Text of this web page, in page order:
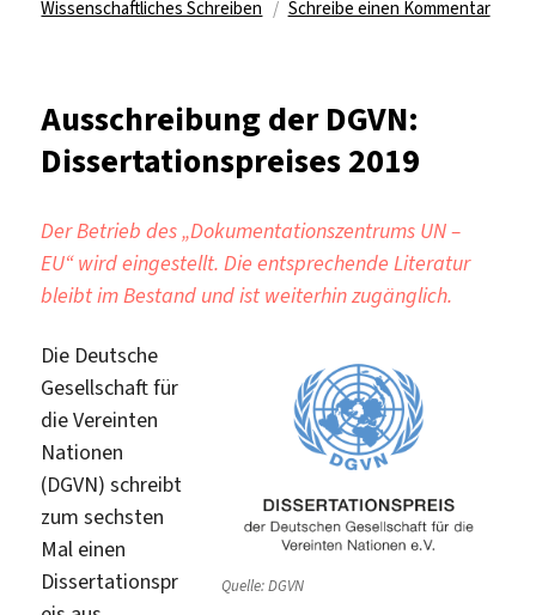
Wissenschaftliches Schreiben
Schreibe einen Kommentarzu
Ausschreibung der DGVN:
Dissertationspreises 2019
Der Betrieb des „Dokumentationszentrums UN –
EU“ wird eingestellt. Die entsprechende Literatur
bleibt im Bestand und ist weiterhin zugänglich.
Quelle: DGVN
Die Deutsche
Gesellschaft für
die Vereinten
Nationen
(DGVN) schreibt
zum sechsten
Mal einen
Dissertationspr